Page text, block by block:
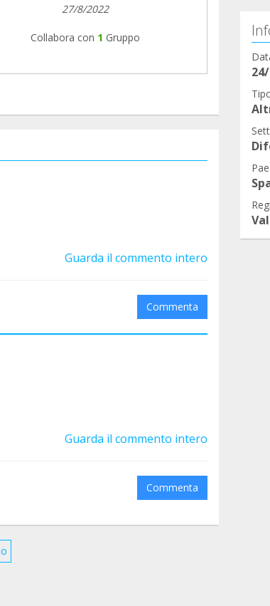
27/8/2022
Collabora con 1 Gruppo
Guarda il commento intero
Commenta
Guarda il commento intero
Commenta